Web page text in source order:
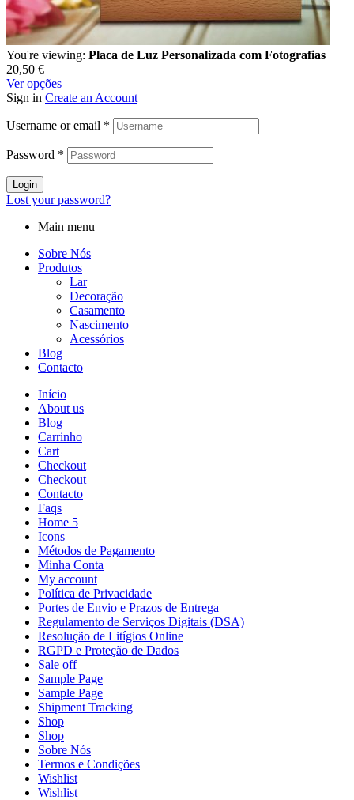
You're viewing: Placa de Luz Personalizada com Fotografias
20,50 €
Ver opções
Sign in Create an Account
Username or email *
Password *
Login
Lost your password?
Main menu
Sobre Nós
Produtos
Lar
Decoração
Casamento
Nascimento
Acessórios
Blog
Contacto
Início
About us
Blog
Carrinho
Cart
Checkout
Checkout
Contacto
Faqs
Home 5
Icons
Métodos de Pagamento
Minha Conta
My account
Política de Privacidade
Portes de Envio e Prazos de Entrega
Regulamento de Serviços Digitais (DSA)
Resolução de Litígios Online
RGPD e Proteção de Dados
Sale off
Sample Page
Sample Page
Shipment Tracking
Shop
Shop
Sobre Nós
Termos e Condições
Wishlist
Wishlist